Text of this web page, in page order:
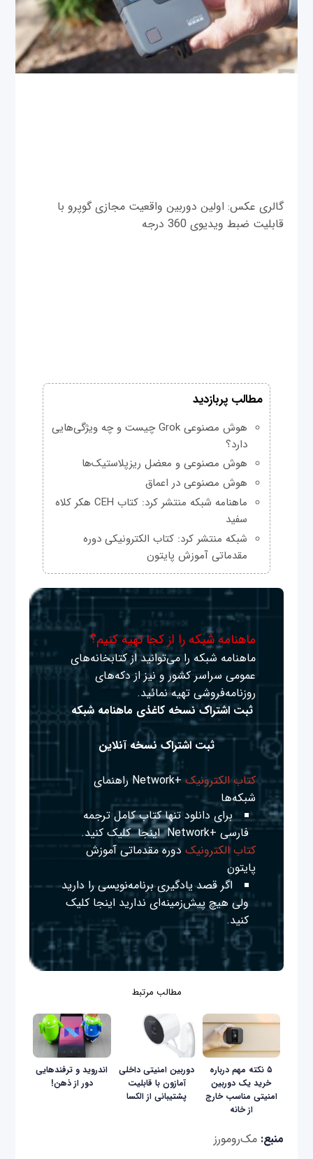
گالری عکس: اولین دوربین واقعیت مجازی گوپرو با
قابلیت ضبط ویدیوی 360 درجه
مطالب پربازدید
هوش مصنوعی Grok چیست و چه ویژگی‌هایی
دارد؟
هوش مصنوعی و معضل ریزپلاستیک‌ها
هوش مصنوعی در اعماق
ماهنامه شبکه منتشر کرد: کتاب CEH هکر کلاه
سفید
شبکه منتشر کرد: کتاب الکترونیکی دوره
مقدماتی آموزش پایتون
ماهنامه شبکه را از کجا تهیه کنیم؟
ماهنامه شبکه را می‌توانید از کتابخانه‌های
عمومی سراسر کشور و نیز از دکه‌های
روزنامه‌فروشی تهیه نمائید.
ثبت اشتراک نسخه کاغذی ماهنامه شبکه
ثبت اشتراک نسخه آنلاین
کتاب الکترونیک
+Network راهنمای
شبکه‌ها
برای دانلود تنها کتاب کامل ترجمه
فارسی +Network
اینجا کلیک کنید.
کتاب الکترونیک دوره مقدماتی آموزش
پایتون
اگر قصد یادگیری برنامه‌نویسی را دارید
ولی هیچ پیش‌زمینه‌ای نداریداینجا کلیک
کنید.
مطالب مرتبط
۵ نکته مهم درباره
خرید یک دوربین
امنیتی مناسب خارج
از خانه
دوربین امنیتی داخلی
آمازون با قابلیت
پشتیبانی از الکسا
اندروید و ترفند‌هایی
دور از ذهن!
منبع:مک‌رومورز